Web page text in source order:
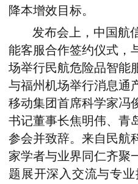
降本增效目标。
发布会上，中国航
能客服合作签约仪式，
场举行民航危险品智能
与福州机场举行消息通
移动集团首席科学家冯
书记董事长焦明伟、青
参会并致辞。来自民航
家学者与业界同仁齐聚
题展开深入交流与专